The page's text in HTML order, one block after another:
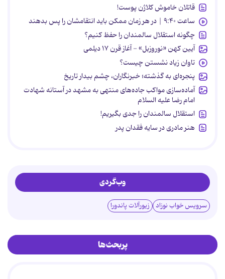
قاتلان خاموش کلاژن پوست!
ساعت ۹:۴۰ | در هر زمان ممکن باید انتقامشان را پس بدهند
چگونه استقلال سالمندان را حفظ کنیم؟
آیین کهن «نوروزبل» - آغاز قرن ۱۷ دیلمی
تاوان زیاد نشستن چیست؟
پنجره‌ای به گذشته؛ خبرنگاران، چشم بیدار تاریخ
آماده‌سازی مواکب جاده‌های منتهی به مشهد در آستانه شهادت
امام رضا علیه السلام
استقلال سالمندان را جدی بگیریم!
هنر مادری در سایه‌ فقدان پدر
وب‌گردی
سرویس خواب نوزاد زیورآلات پاندورا
پربحث‌ها